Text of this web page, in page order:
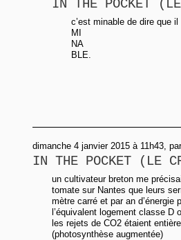
IN THE POCKET
c’est minable de dire que
MI
NA
BLE.
dimanche 4 janvier 2015 à 11h43,
IN THE POCKET (LE
un cultivateur breton me
tomate sur Nantes que leurs
mètre carré et par an
l’équivalent logement classe
les rejets de CO2 étaient
(photosynthèse augmentée)